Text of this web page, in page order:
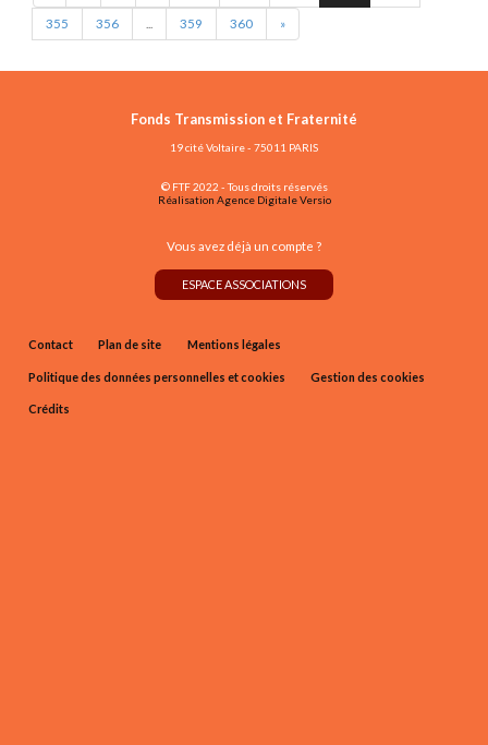
355 356 359 360 »
Fonds Transmission et Fraternité
19 cité Voltaire - 75011 PARIS
© FTF 2022 - Tous droits réservés
Réalisation Agence Digitale Versio
Vous avez déjà un compte ?
ESPACE ASSOCIATIONS
Contact Plan de site Mentions légales
Politique des données personnelles et cookies Gestion des cookies
Crédits